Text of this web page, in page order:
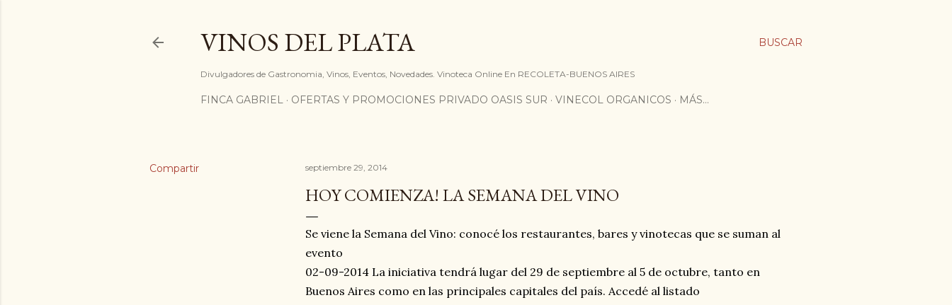
BUSCAR
VINOS DEL PLATA
Divulgadores de Gastronomia, Vinos, Eventos, Novedades. Vinoteca Online En RECOLETA-BUENOS AIRES
FINCA GABRIEL OFERTAS Y PROMOCIONES PRIVADO OASIS SUR VINECOL ORGANICOS MÁS…
Compartir septiembre 29, 2014
HOY COMIENZA! LA SEMANA DEL VINO
Se viene la Semana del Vino: conocé los restaurantes, bares y vinotecas que se suman al
evento
02-09-2014 La iniciativa tendrá lugar del 29 de septiembre al 5 de octubre, tanto en
Buenos Aires como en las principales capitales del país. Accedé al listado